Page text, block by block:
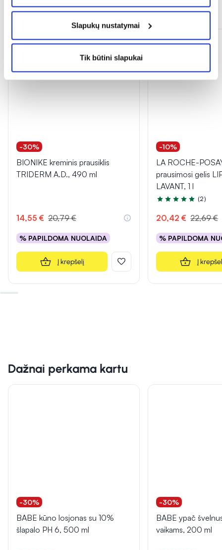
Slapukų nustatymai
Tik būtini slapukai
Panašios prekės
Tik internete
-30%
BIONIKE kreminis prausiklis
TRIDERM A.D., 490 ml
14,55 € 20,79 €
% PAPILDOMA NUOLAIDA
Į krepšelį
Tik internete
-10%
LA ROCHE-
prausimosi gelis
LAVANT, 1 l
Įvertinimas 5.0 iš 5
(2)
20,42 € 22,69 €
% PAPILDOMA
Į
Dažnai perkama kartu
-30%
BABE kūno losjonas su 10%
šlapalo PH 6, 500 ml
-30%
BABE ypač
vaikams, 200 ml